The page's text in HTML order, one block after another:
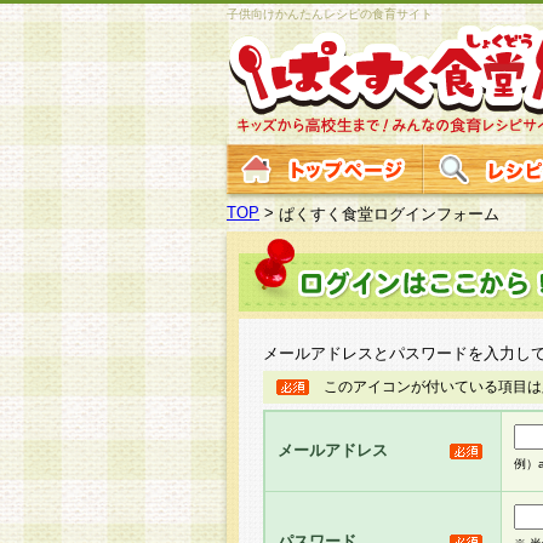
子供向けかんたんレシピの食育サイト
TOP >ぱくすく食堂ログインフォーム
メールアドレスとパスワードを入力し
このアイコンが付いている項目
メールアドレス
例）